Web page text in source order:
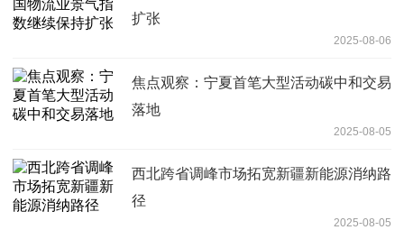
扩张
2025-08-06
焦点观察：宁夏首笔大型活动碳中和交易
落地
2025-08-05
西北跨省调峰市场拓宽新疆新能源消纳路
径
2025-08-05